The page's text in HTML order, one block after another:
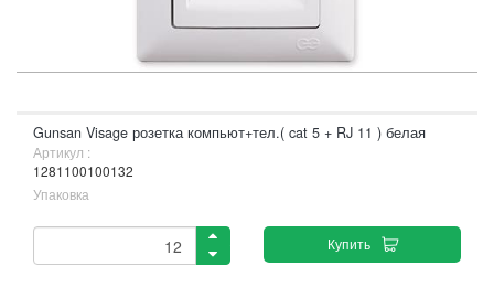
Gunsan Visage розетка компьют+тел.( cat 5 + RJ 11 ) белая
Артикул :
1281100100132
Упаковка
Купить